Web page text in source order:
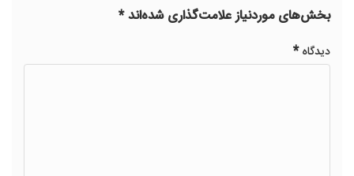
بخش‌های موردنیاز علامت‌گذاری شده‌اند*
دیدگاه*